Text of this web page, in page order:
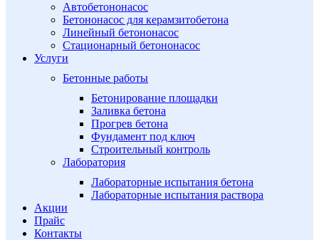
Автобетононасос
Бетононасос для керамзитобетона
Линейный бетононасос
Стационарный бетононасос
Услуги
Бетонные работы
Бетонирование площадки
Заливка бетона
Прогрев бетона
Фундамент под ключ
Строительный контроль
Лаборатория
Лабораторные испытания бетона
Лабораторные испытания раствора
Акции
Прайс
Контакты